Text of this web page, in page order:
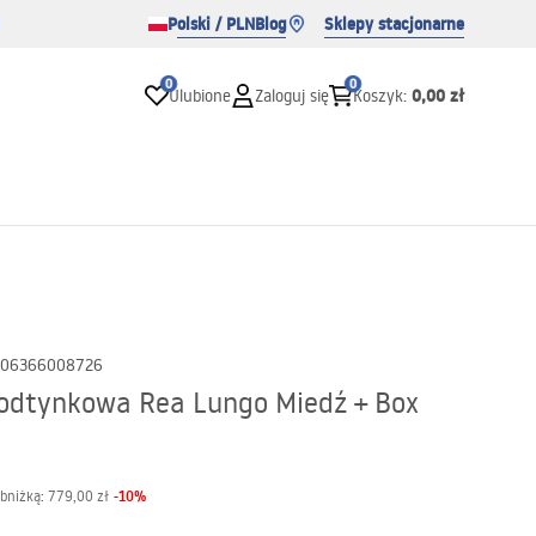
Polski / PLNBlog Sklepy stacjonarne
0
Ulubione Zaloguj się
0
Koszyk: 0,00 zł
Rea Lungo Miedź + Box
779,00 zł -10%